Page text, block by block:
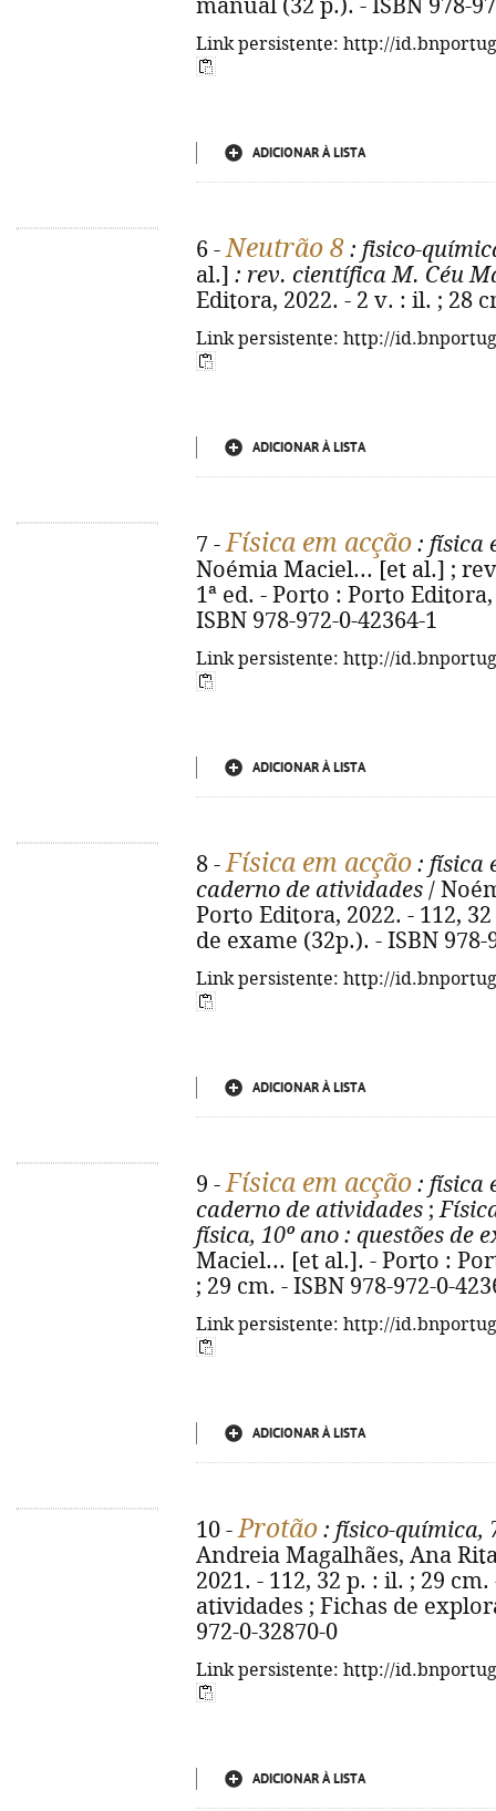
manual (32 p.). - ISBN 978-
Link persistente: http://
ADICIONAR À LISTA
6 -Neutrão 8 : fisico-
al.] : rev. científica M. Céu
Editora, 2022. - 2 v. : il. ; 28
Link persistente: http://
ADICIONAR À LISTA
7 -Física em acção : física
Noémia Maciel... [et al.] ;
1ª ed. - Porto : Porto
ISBN 978-972-0-42364-1
Link persistente: http://
ADICIONAR À LISTA
8 -Física em acção : física
caderno de atividades /
Porto Editora, 2022. - 112,
de exame (32p.). - ISBN 978-
Link persistente: http://
ADICIONAR À LISTA
9 -Física em acção : física
caderno de atividades ;
física, 10º ano : questões de
Maciel... [et al.]. - Porto :
; 29 cm. - ISBN 978-972-0-
Link persistente: http://
ADICIONAR À LISTA
10 -Protão : físico-química,
Andreia Magalhães, Ana
2021. - 112, 32 p. : il. ; 29
atividades ; Fichas de
972-0-32870-0
Link persistente: http://
ADICIONAR À LISTA